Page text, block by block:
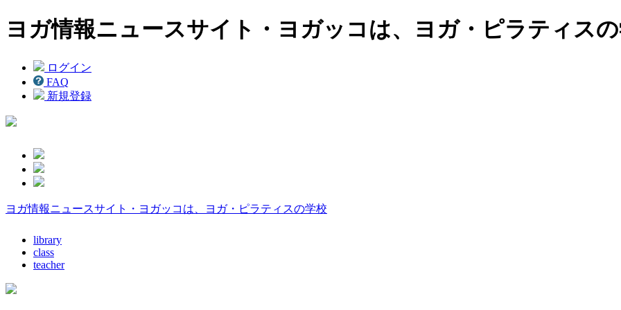
ヨガ情報ニュースサイト・ヨガッコは、ヨガ・ピラティス
ログイン
FAQ
新規登録
ヨガ情報ニュースサイト・ヨガッコは、ヨガ・ピラティスの学校
library
class
teacher